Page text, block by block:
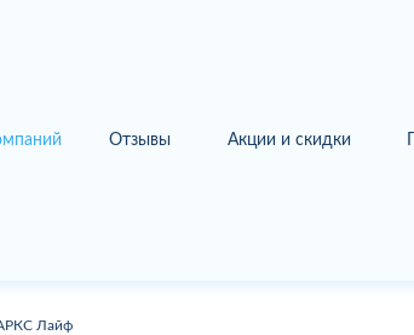
Отзывы Акции и скидки
Лайф